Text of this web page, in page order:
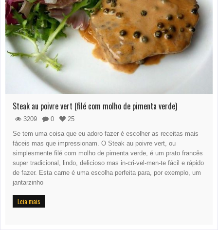
Steak au poivre vert (filé com molho de pimenta verde)
3209 0
25
Se tem uma coisa que eu adoro fazer é escolher as receitas mais
fáceis mas que impressionam. O Steak au poivre vert, ou
simplesmente filé com molho de pimenta verde, é um prato francês
super tradicional, lindo, delicioso mas in-cri-vel-men-te fácil e rápido
de fazer. Esta carne é uma escolha perfeita para, por exemplo, um
jantarzinho
Leia mais